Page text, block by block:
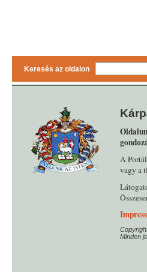
Keresés az oldalon
A
vagy a
Minden